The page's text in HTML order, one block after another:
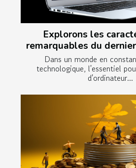
Explorons les
remarquables du
Dans un monde en
technologique, l'essentiel
d'ordinateur...